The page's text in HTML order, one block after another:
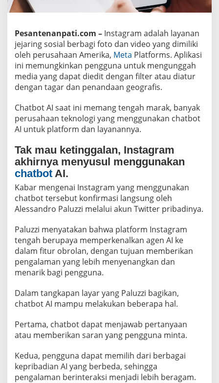
a
o
t
A
I
Pesantenanpati.com – Instagram adalah layanan
jejaring sosial berbagi foto dan video yang dimiliki
oleh perusahaan Amerika, Meta Platforms. Aplikasi
ini memungkinkan pengguna untuk mengunggah
media yang dapat diedit dengan filter atau diatur
dengan tagar dan penandaan geografis.
Chatbot AI saat ini memang tengah marak, banyak
perusahaan teknologi yang menggunakan chatbot
AI untuk platform dan layanannya.
Tak mau ketinggalan, Instagram
akhirnya menyusul menggunakan
chatbot AI.
Kabar mengenai Instagram yang menggunakan
chatbot tersebut konfirmasi langsung oleh
Alessandro Paluzzi melalui akun Twitter pribadinya.
Paluzzi menyatakan bahwa platform Instagram
tengah berupaya memperkenalkan agen AI ke
dalam fitur obrolan, dengan tujuan memberikan
pengalaman yang lebih menyenangkan dan
menarik bagi pengguna.
Dalam tangkapan layar yang Paluzzi bagikan,
chatbot AI mampu melakukan beberapa hal.
Pertama, chatbot dapat menjawab pertanyaan
atau memberikan saran yang pengguna minta.
Kedua, pengguna dapat memilih dari berbagai
kepribadian AI yang berbeda, sehingga
pengalaman berinteraksi menjadi lebih beragam.